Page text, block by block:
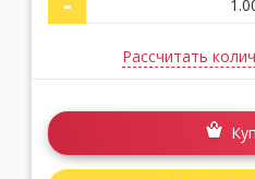
Рассчитать